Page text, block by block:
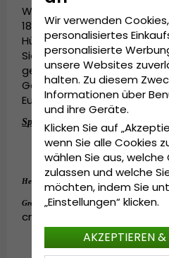
Wir wollen, dass ALLE - wie
1800 und 1900 - moderne,
Hüte zu einem wirklich
Sie wurde unter den
geschaffen, als sich vor
Göteborg Menschen aus
Europas trafen.
Spezifikationen:
Schirmlänge: 4 cm
Hergestellt aus
70% Polyester, 30%
Hergestellt aus: 70% Polyester,
Grösseninformationen: Medium -
cm.
Wir verwenden
personalisiertes
personalisierte
unsere Websites
halten. Zu diesem
Informationen über
und ihre Geräte.
Klicken Sie auf
wenn Sie alle Cookies
wählen Sie aus, welche
zulassen und welche
möchten, indem Sie
„Einstellungen“ klicken.
AKZEPTIEREN &